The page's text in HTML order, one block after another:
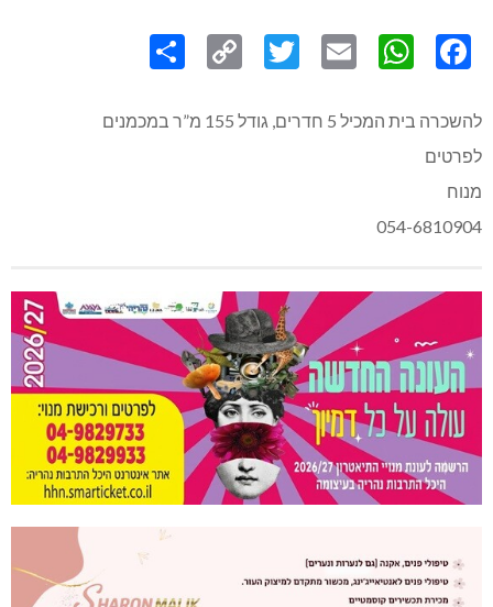
Link
להשכרה בית המכיל 5 חדרים, גודל 155 מ”ר במכמנים
לפרטים
מנוח
054-6810904